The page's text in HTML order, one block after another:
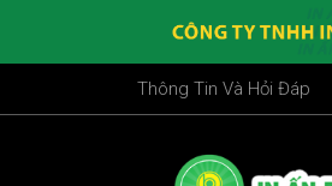
Thông Tin Và Hỏi Đáp